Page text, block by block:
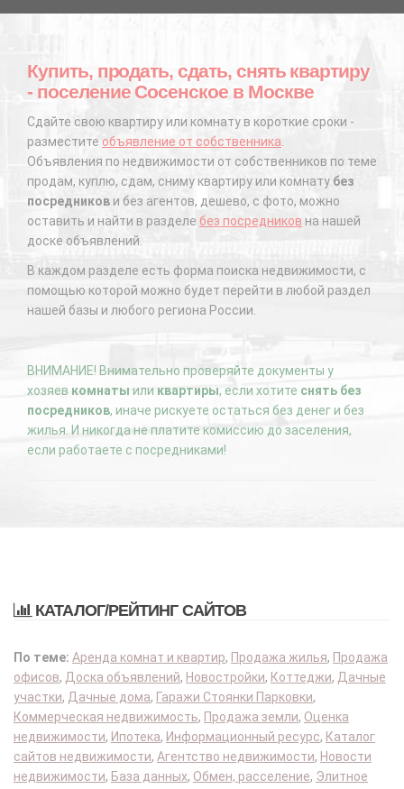
Купить, продать, сдать, снять квартиру
- поселение Сосенское в Москве
Сдайте свою квартиру или комнату в короткие сроки -
разместите объявление от собственника.
Объявления по недвижимости от собственников по теме
продам, куплю, сдам, сниму квартиру или комнату без
посредников и без агентов, дешево, с фото, можно
оставить и найти в разделе без посредников на нашей
доске объявлений.
В каждом разделе есть форма поиска недвижимости, с
помощью которой можно будет перейти в любой раздел
нашей базы и любого региона России.
ВНИМАНИЕ! Внимательно проверяйте документы у
хозяев комнаты или квартиры, если хотите снять без
посредников, иначе рискуете остаться без денег и без
жилья. И никогда не платите комиссию до заселения,
если работаете с посредниками!
КАТАЛОГ/РЕЙТИНГ САЙТОВ
По теме: Аренда комнат и квартир, Продажа жилья, Продажа
офисов, Доска объявлений, Новостройки, Коттеджи, Дачные
участки, Дачные дома, Гаражи Стоянки Парковки,
Коммерческая недвижимость, Продажа земли, Оценка
недвижимости, Ипотека, Информационный ресурс, Каталог
сайтов недвижимости, Агентство недвижимости, Новости
недвижимости, База данных, Обмен, расселение, Элитное